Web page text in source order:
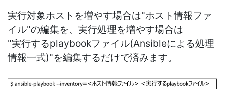
実行対象ホストを増やす場合は"ホスト情報ファ
イル"の編集を、実行処理を増やす場合は
"実行するplaybookファイル(Ansibleによる処理
情報一式)"を編集するだけで済みます。